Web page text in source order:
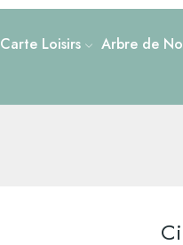
Carte Loisirs Arbre de